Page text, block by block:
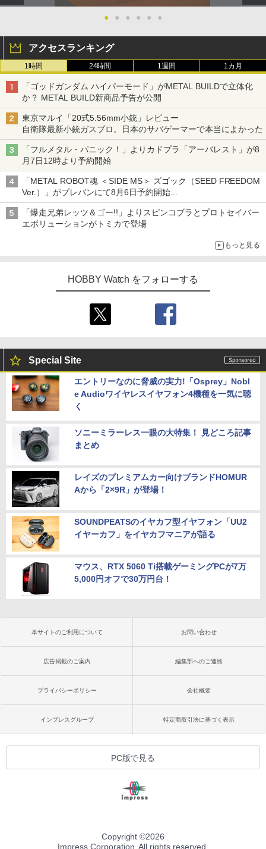
● ● ● ● ● ●
アクセスランキング
1時間 24時間 1週間 1カ月
「ゴッドガンダム ハイパーモード」がMETAL BUILDで立体化
か？ METAL BUILD新商品予告が公開
東京マルイ「20式5.56mm小銃」レビュー
自衛隊最新小銃ガスブロ。日本のサバゲーマーで本当によかった
「フルメタル・パニック！」よりカドプラ「アーバレスト」が8
月7日12時より予約開始
「METAL ROBOT魂 ＜SIDE MS＞ ズゴック（SEED FREEDOM
Ver.）」がプレバンにて8月6日予約開始
「METAL ROBOT魂 ＜SIDE MS＞ キャバリアーアイフリッド」
も同時予約開始
「爆走兄弟レッツ＆ゴー!!」よりスピンコブラとプロトセイバー
エボリューションがトミカで登場
もっと見る
HOBBY Watch をフォローする
Special Site
エントリーなのに脅威の実力!「Osprey」Nobl
e Audioワイヤレスイヤフォン4機種を一気に聴
く
ソニーミラーレス一眼の大特集！ 見どころ記事
まとめ
レイズのプレミアムカー向けブランドHOMUR
Aから「2×9R」が登場！
SOUNDPEATSのイヤカフ型イヤフォン「UU2
イヤーカフ」をイヤカフマニアが語る
マウス、RTX 5060 Ti搭載ゲーミングPCが7万
5,000円オフで30万円台！
本サイトのご利用について お問い合わせ
広告掲載のご案内 編集部へのご連絡
プライバシーポリシー 会社概要
インプレスグループ 特定商取引法に基づく表示
PC版で見る
Copyright ©2026
Impress Corporation. All rights reserved.